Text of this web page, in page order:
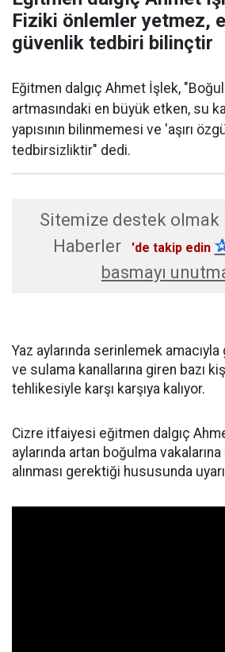
Fiziki önlemler yetmez,
güvenlik tedbiri bilinçtir
Eğitmen dalgıç Ahmet İşlek,
artmasındaki en büyük etken, su
yapısının bilinmemesi ve 'aşırı
tedbirsizliktir" dedi.
Sitemize destek olmak
Haberler
'de takip edin
basmayı
Yaz aylarında serinlemek
ve sulama kanallarına giren bazı
tehlikesiyle karşı karşıya kalıyor.
Cizre itfaiyesi eğitmen dalgıç
aylarında artan boğulma vakalarına
alınması gerektiği hususunda